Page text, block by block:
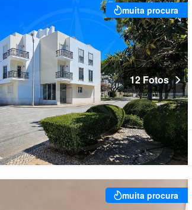
muita procura
12 Fotos
muita procura